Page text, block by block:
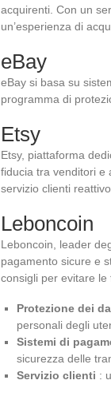
acquirenti. Con un
un’esperienza di
eBay
eBay si basa su
programma di
Etsy
Etsy, piattaforma
fiducia tra venditori e
servizio clienti reattivo.
Leboncoin
Leboncoin, leader
pagamento sicure e
consigli per evitare le
Protezione dei
personali degli
Sistemi di
sicurezza delle
Servizio clienti :